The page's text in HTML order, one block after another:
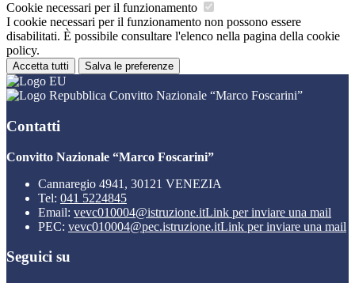
Cookie necessari per il funzionamento
I cookie necessari per il funzionamento non possono essere
disabilitati. È possibile consultare l'elenco nella pagina della cookie
policy.
Accetta tutti Salva le preferenze
Convitto Nazionale “Marco Foscarini”
Contatti
Convitto Nazionale “Marco Foscarini”
Cannaregio 4941, 30121 VENEZIA
Tel: 041 5224845
Email: vevc010004@istruzione.itLink per inviare una mail
PEC: vevc010004@pec.istruzione.itLink per inviare una mail
Seguici su